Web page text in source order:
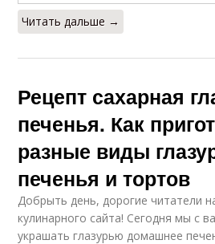
Читать дальше →
Рецепт сахарная
печенья. Как
разные виды
печенья и тортов
Добрыть день, дорогие читатели
кулинарного сайта! Сегодня мы с
украшать глазурью домашнее